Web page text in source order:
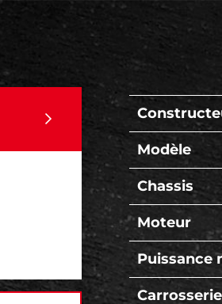
Modèle
Chassis
Moteur
Puissance